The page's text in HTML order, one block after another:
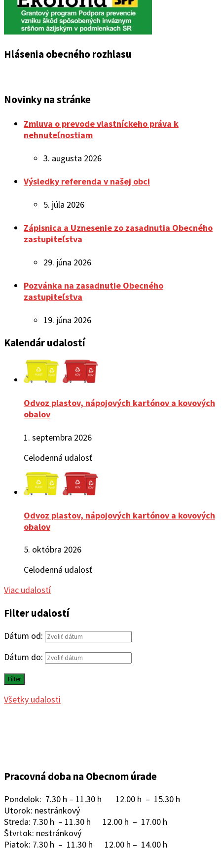
Hlásenia obecného rozhlasu
Novinky na stránke
Zmluva o prevode vlastníckeho práva k
nehnuteľnostiam
3. augusta 2026
Výsledky referenda v našej obci
5. júla 2026
Zápisnica a Uznesenie zo zasadnutia Obecného
zastupiteľstva
29. júna 2026
Pozvánka na zasadnutie Obecného
zastupiteľstva
19. júna 2026
Kalendár udalostí
Odvoz plastov, nápojových kartónov a kovových
obalov
1. septembra 2026
Celodenná udalosť
Odvoz plastov, nápojových kartónov a kovových
obalov
5. októbra 2026
Celodenná udalosť
Viac udalostí
Filter udalostí
Dátum od:
Dátum do:
Filter
Všetky udalosti
Pracovná doba na Obecnom úrade
Pondelok: 7.30 h – 11.30 h 12.00 h – 15.30 h
Utorok: nestránkový
Streda: 7.30 h – 11.30 h 12.00 h – 17.00 h
Štvrtok: nestránkový
Piatok: 7.30 h – 11.30 h 12.00 h – 14.00 h